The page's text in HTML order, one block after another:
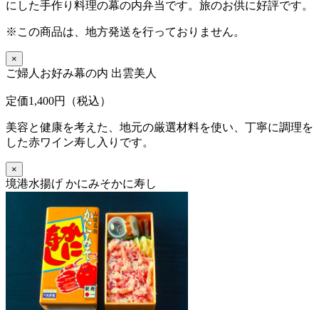
にした手作り料理の幕の内弁当です。旅のお供に好評です。
※この商品は、地方発送を行っておりません。
×
ご婦人お好み幕の内 出雲美人
定価1,400円（税込）
美容と健康を考えた、地元の厳選材料を使い、丁寧に調理を
した赤ワイン寿し入りです。
×
境港水揚げ かにみそかに寿し